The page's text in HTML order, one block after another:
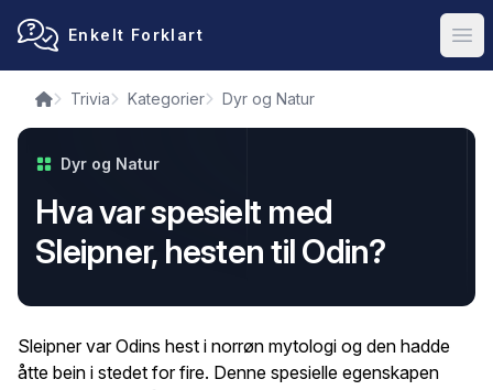
Enkelt Forklart
Trivia Kategorier Dyr og Natur
Dyr og Natur
Hva var spesielt med
Sleipner, hesten til Odin?
Sleipner var Odins hest i norrøn mytologi og den hadde
åtte bein i stedet for fire. Denne spesielle egenskapen